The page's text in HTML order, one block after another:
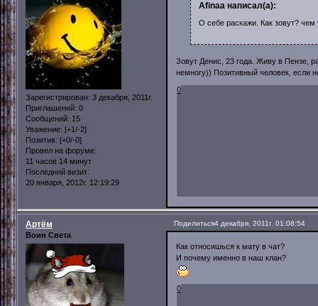
Зарегистрирован: 3 декабря, 2011г.
Приглашений: 0
Сообщений: 15
Уважение: [+1/-2]
Позитив: [+0/-0]
Провел на форуме:
11 часов 14 минут
Последний визит:
20 января, 2012г. 12:19:29
Afinaa написал(а):
О себе раскажи. Как зовут? чем
Зовут Денис, 23 года. Живу в Пензе,
немногу)) Позитивный человек, если
0
Поделиться4 декабря, 2011г. 01:08:54
Артём
Воин Света
Как относишься к мату в чат?
И почему именно в наш клан?
0